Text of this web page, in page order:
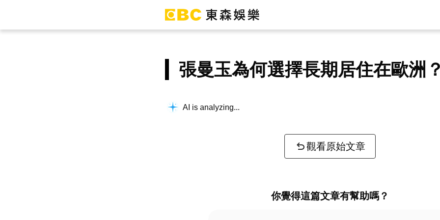
張曼玉為何選擇長期居住在歐洲
AI is analyzing...
觀看原始文章
你覺得這篇文章有幫助嗎？